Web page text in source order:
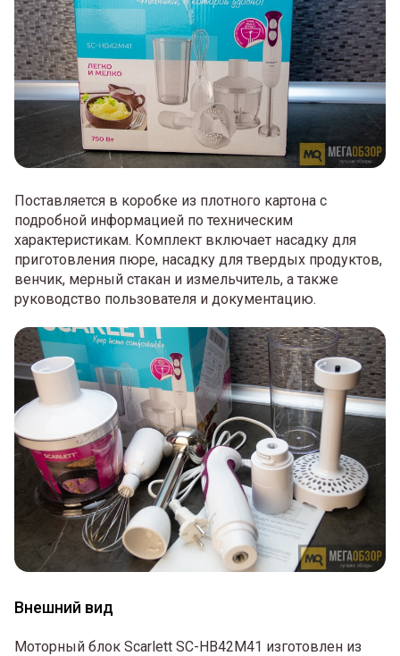
Поставляется в коробке из плотного картона с
подробной информацией по техническим
характеристикам. Комплект включает насадку для
приготовления пюре, насадку для твердых продуктов,
венчик, мерный стакан и измельчитель, а также
руководство пользователя и документацию.
Внешний вид
Моторный блок Scarlett SC-HB42M41 изготовлен из